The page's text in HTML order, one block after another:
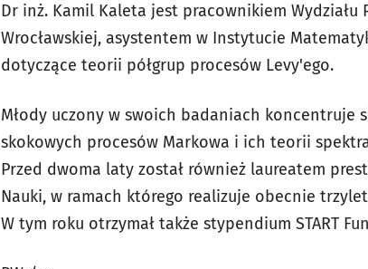
Dr inż. Kamil Kaleta jest pracownikiem
Wrocławskiej, asystentem w Instytucie
dotyczące teorii półgrup procesów Levy'ego.
Młody uczony w swoich badaniach koncentruje
skokowych procesów Markowa i ich teorii
Przed dwoma laty został również laureatem
Nauki, w ramach którego realizuje obecnie
W tym roku otrzymał także stypendium START